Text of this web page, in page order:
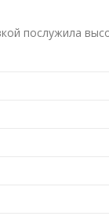
послужила